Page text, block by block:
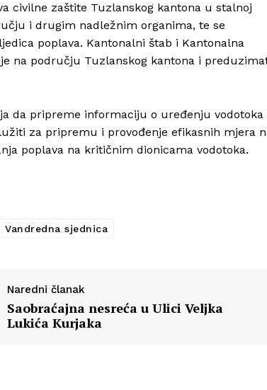
Info
O nama
civilne zaštite Tuzlanskog kantona u stalnoj
i drugim nadležnim organima, te se
poplava. Kantonalni štab i Kantonalna
na području Tuzlanskog kantona i
da pripreme informaciju o uređenju vodotoka
za pripremu i provođenje efikasnih mjera
poplava na kritičnim dionicama vodotoka.
Vandredna sjednica
Naredni članak
Saobraćajna nesreća u Ulici Veljka
Lukića Kurjaka